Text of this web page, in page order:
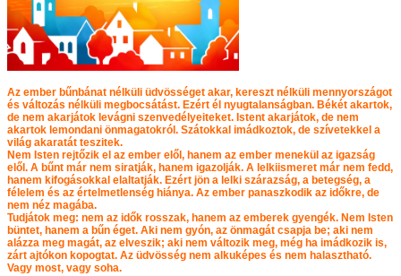
Az ember bűnbánat nélküli üdvösséget akar, kereszt nélküli mennyországot
és változás nélküli megbocsátást. Ezért él nyugtalanságban. Békét akartok,
de nem akarjátok levágni szenvedélyeiteket. Istent akarjátok, de nem
akartok lemondani önmagatokról. Szátokkal imádkoztok, de szívetekkel a
világ akaratát teszitek.
Nem Isten rejtőzik el az ember elől, hanem az ember menekül az igazság
elől. A bűnt már nem siratják, hanem igazolják. A lelkiismeret már nem fedd,
hanem kifogásokkal elaltatják. Ezért jön a lelki szárazság, a betegség, a
félelem és az értelmetlenség hiánya. Az ember panaszkodik az időkre, de
nem néz magába.
Tudjátok meg: nem az idők rosszak, hanem az emberek gyengék. Nem Isten
büntet, hanem a bűn éget. Aki nem gyón, az önmagát csapja be; aki nem
alázza meg magát, az elveszik; aki nem változik meg, még ha imádkozik is,
zárt ajtókon kopogtat. Az üdvösség nem alkuképes és nem halasztható.
Vagy most, vagy soha.